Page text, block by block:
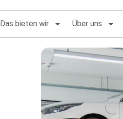
Das bieten wir Über uns